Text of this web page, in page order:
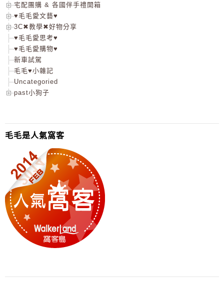
宅配團購 & 各國伴手禮開箱
♥毛毛愛文藝♥
3C✖教學✖好物分享
♥毛毛愛思考♥
♥毛毛愛購物♥
新車試駕
毛毛♥小雜記
Uncategoried
past小狗子
毛毛是人氣窩客